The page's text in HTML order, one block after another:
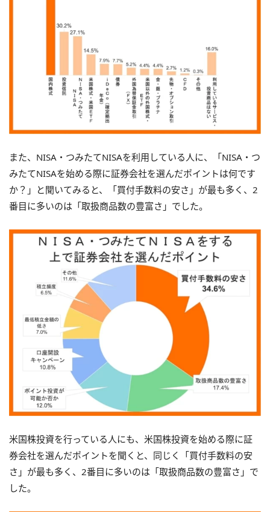
また、NISA・つみたてNISAを利用している人に、「NISA・つ
みたてNISAを始める際に証券会社を選んだポイントは何です
か？」と聞いてみると、「買付手数料の安さ」が最も多く、2
番目に多いのは「取扱商品数の豊富さ」でした。
米国株投資を行っている人にも、米国株投資を始める際に証
券会社を選んだポイントを聞くと、同じく「買付手数料の安
さ」が最も多く、2番目に多いのは「取扱商品数の豊富さ」で
した。